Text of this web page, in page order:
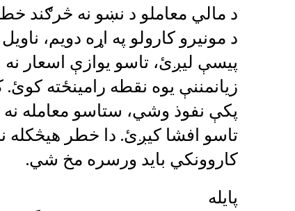
د مالي معاملو د نښو نه څرګند
د مونیرو کارولو په اړه دویم،
پیسې لیږئ، تاسو یوازې اسعار نه
زیانمننې یوه نقطه رامینځته
پکې نفوذ وشي، ستاسو معامله نه
تاسو افشا کیږئ. دا خطر هیڅکله
کاروونکي باید ورسره مخ شي.
پایله